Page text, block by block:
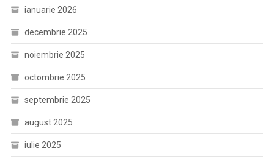
ianuarie 2026
decembrie 2025
noiembrie 2025
octombrie 2025
septembrie 2025
august 2025
iulie 2025